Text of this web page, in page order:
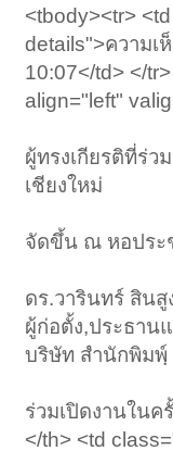
<tbody><tr>
details">ความเ
10:07</td> </
align="left"
ผู้ทรงเกียรติที่ร่ว
เชียงใหม่
จัดขึ้น ณ หอประ
ดร.วารินทร์ สิน
ผู้ก่อตั้ง,ประธาน
บริษัท สำนักพิมพ์ฺ
ร่วมเปิดงานในค
</th> <td